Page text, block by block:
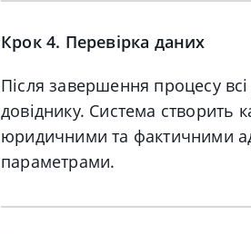
Крок 4. Перевірка даних
Після завершення процесу
довіднику. Система створить
юридичними та фактичними
параметрами.